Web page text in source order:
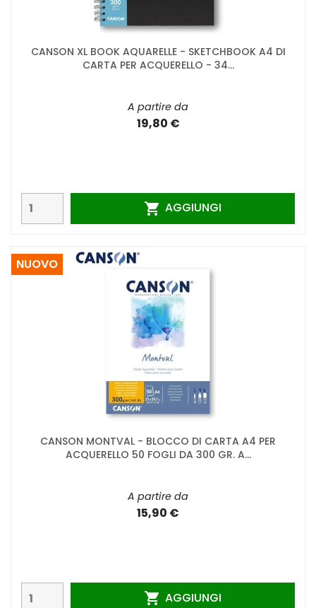
CANSON XL BOOK AQUARELLE - SKETCHBOOK A4 DI
CARTA PER ACQUERELLO - 34...
A partire da
19,80 €
 AGGIUNGI
CANSON MONTVAL - BLOCCO DI CARTA A4 PER
ACQUERELLO 50 FOGLI DA 300 GR. A...
A partire da
15,90 €
 AGGIUNGI
NUOVO